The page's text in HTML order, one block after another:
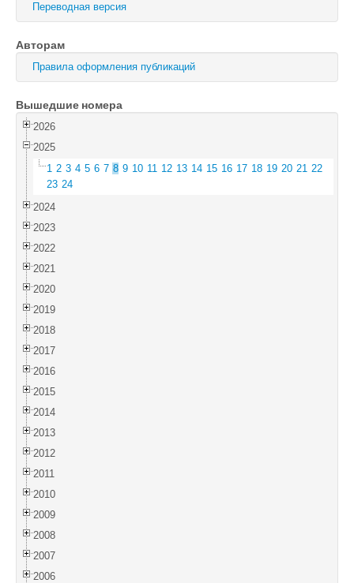
Физика и техника полупроводников
Оптика и спектроскопия
Поиск
Войти
Переводная версия
Авторам
Правила оформления публикаций
Вышедшие номера
2026
2025
1 2 3 4 5 6 7 8 9 10 11 12 13 14 15 16 17 18 19 20 21 22
23 24
2024
2023
2022
2021
2020
2019
2018
2017
2016
2015
2014
2013
2012
2011
2010
2009
2008
2007
2006